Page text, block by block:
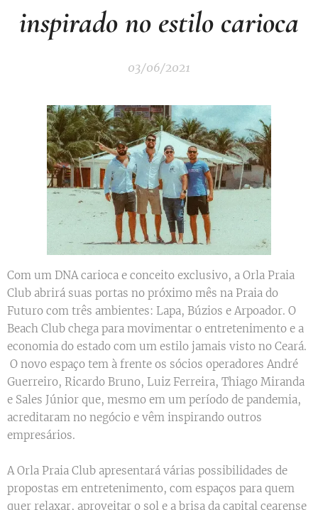
inspirado no estilo carioca
03/06/2021
Com um DNA carioca e conceito exclusivo, a Orla Praia
Club abrirá suas portas no próximo mês na Praia do
Futuro com três ambientes: Lapa, Búzios e Arpoador. O
Beach Club chega para movimentar o entretenimento e a
economia do estado com um estilo jamais visto no Ceará.
O novo espaço tem à frente os sócios operadores André
Guerreiro, Ricardo Bruno, Luiz Ferreira, Thiago Miranda
e Sales Júnior que, mesmo em um período de pandemia,
acreditaram no negócio e vêm inspirando outros
empresários.
A Orla Praia Club apresentará várias possibilidades de
propostas em entretenimento, com espaços para quem
quer relaxar, aproveitar o sol e a brisa da capital cearense